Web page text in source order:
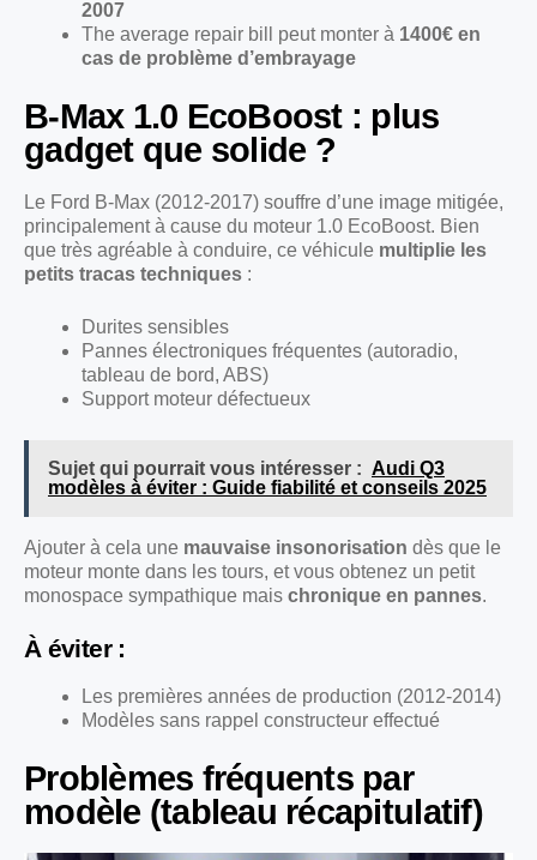
2007
The average repair bill peut monter à 1400€ en
cas de problème d’embrayage
B-Max 1.0 EcoBoost : plus
gadget que solide ?
Le Ford B-Max (2012-2017) souffre d’une image mitigée,
principalement à cause du moteur 1.0 EcoBoost. Bien
que très agréable à conduire, ce véhicule multiplie les
petits tracas techniques :
Durites sensibles
Pannes électroniques fréquentes (autoradio,
tableau de bord, ABS)
Support moteur défectueux
Sujet qui pourrait vous intéresser : Audi Q3
modèles à éviter : Guide fiabilité et conseils 2025
Ajouter à cela une mauvaise insonorisation dès que le
moteur monte dans les tours, et vous obtenez un petit
monospace sympathique mais chronique en pannes.
À éviter :
Les premières années de production (2012-2014)
Modèles sans rappel constructeur effectué
Problèmes fréquents par
modèle (tableau récapitulatif)